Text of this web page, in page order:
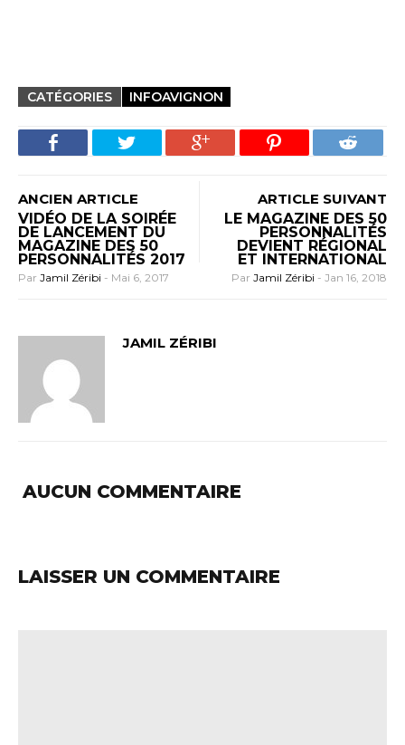
CATÉGORIES INFOAVIGNON
ANCIEN ARTICLE
VIDÉO DE LA SOIRÉE
DE LANCEMENT DU
MAGAZINE DES 50
PERSONNALITÉS 2017
Par Jamil Zéribi - Mai 6, 2017
ARTICLE SUIVANT
LE MAGAZINE DES 50
PERSONNALITÉS
DEVIENT RÉGIONAL
ET INTERNATIONAL
Par Jamil Zéribi - Jan 16, 2018
JAMIL ZÉRIBI
AUCUN COMMENTAIRE
LAISSER UN COMMENTAIRE